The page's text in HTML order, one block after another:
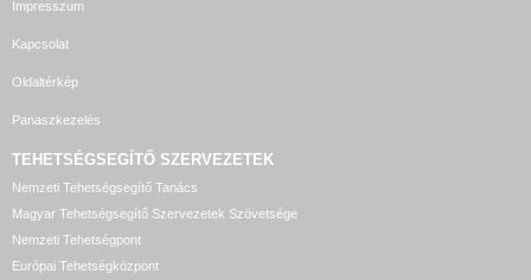
Impresszum
Kapcsolat
Oldaltérkép
Panaszkezelés
TEHETSÉGSEGÍTŐ SZERVEZETEK
Nemzeti Tehetségsegítő Tanács
Magyar Tehetségsegítő Szervezetek Szövetsége
Nemzeti Tehetségpont
Európai Tehetségközpont